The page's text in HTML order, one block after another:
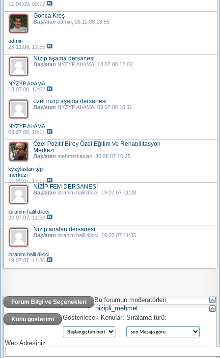
11.04.09, 09:17
Gonca Kreş
Başlatan admin , 28.11.08 13:55
admin
28.11.08, 13:55
Nizip aşama dersanesi
Başlatan NÝZÝP AÞAMA , 13.07.08 12:02
NÝZÝP AÞAMA
13.07.08, 12:02
özel nizip aşama dersanesi
Başlatan NÝZÝP AÞAMA , 09.07.08 10:11
NÝZÝP AÞAMA
09.07.08, 10:11
Özel Pozitif Birey Özel Eğitim Ve Rehabilitasyon
Merkezi
Başlatan mehmetkaplan , 30.08.07 10:25
kýzýlaslan týp
merkezi
11.09.07, 17:11
NİZİP FEM DERSANESİ
Başlatan ibrahim halil dikici , 19.07.07 11:28
ibrahim halil dikici
20.07.07, 11:53
Nizip anafen dersanesi
Başlatan ibrahim halil dikici , 19.07.07 11:35
ibrahim halil dikici
19.07.07, 11:35
Forum Bilgi ve Seçenekleri
Bu forumun moderatörleri
nizipli_mehmet
Konu gösterimi Gösterilecek Konular: Sıralama türü:
Web Adresiniz: